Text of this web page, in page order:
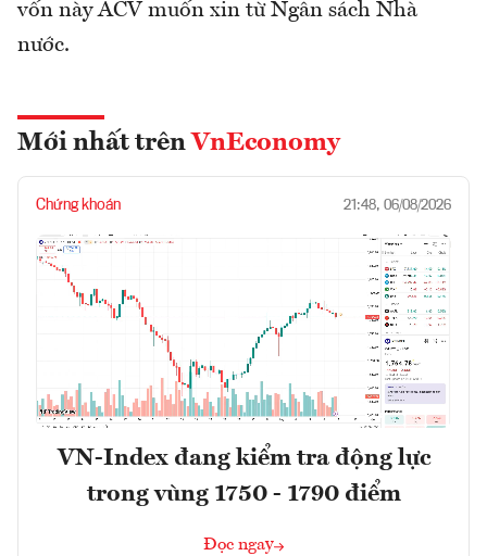
vốn này ACV muốn xin từ Ngân sách Nhà
nước.
Mới nhất trên VnEconomy
Chứng khoán 21:48, 06/08/2026
VN-Index đang kiểm tra động lực
trong vùng 1750 - 1790 điểm
Đọc ngay